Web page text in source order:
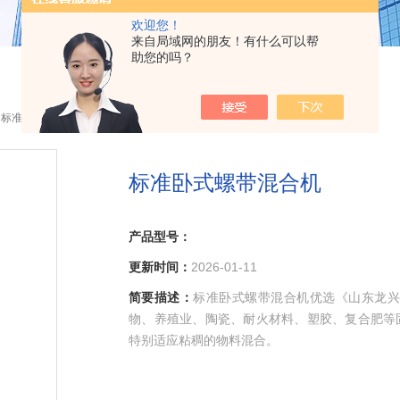
欢迎您！
来自局域网的朋友！有什么可以帮
助您的吗？
准卧式螺带混合机
标准卧式螺带混合机
产品型号：
更新时间： 2026-01-11
简要描述：标准卧式螺带混合机优选《山东龙
物、养殖业、陶瓷、耐火材料、塑胶、复合肥
特别适应粘稠的物料混合。